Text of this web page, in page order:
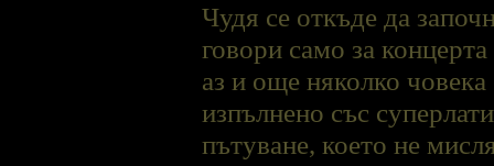
Чудя се откъде да
говори само за
аз и още няколко
изпълнено със
пътуване, което не